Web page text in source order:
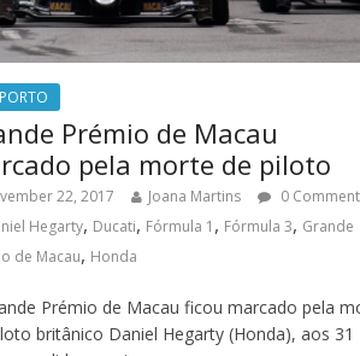
Prémio de Macau
pela morte de piloto
22, 2017 Joana Martins
0 Comment
Hegarty, Ducati, Fórmula 1 , Fórmula 3, Grande
de Macau, Honda
Prémio de Macau ficou marcado pela
britânico Daniel Hegarty (Honda), aos 31